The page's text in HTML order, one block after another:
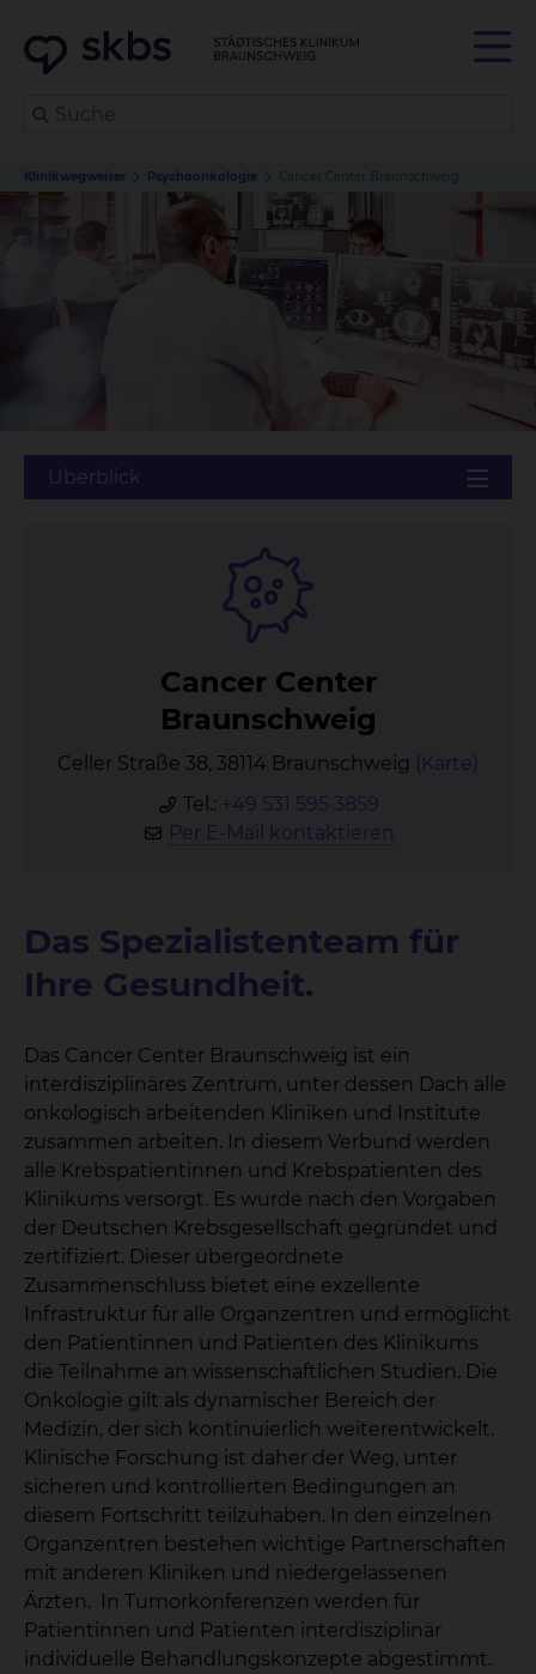
Klinikwegweiser Psychoonkologie Cancer Center Braunschweig
Can­cer Cen­ter
Braun­schweig
Celler Straße 38, 38114 Braunschweig (Karte)
Tel.: +49 531 595 3859
Per E-Mail kontaktieren
Das Spezialistenteam für
Ihre Gesundheit.
Das Cancer Center Braunschweig ist ein
interdisziplinäres Zentrum, unter dessen Dach alle
onkologisch arbeitenden Kliniken und Institute
zusammen arbeiten. In diesem Verbund werden
alle Krebspatientinnen und Krebspatienten des
Klinikums versorgt. Es wurde nach den Vorgaben
der Deutschen Krebsgesellschaft gegründet und
zertifiziert. Dieser übergeordnete
Zusammenschluss bietet eine exzellente
Infrastruktur für alle Organzentren und ermöglicht
den Patientinnen und Patienten des Klinikums
die Teilnahme an wissenschaftlichen Studien. Die
Onkologie gilt als dynamischer Bereich der
Medizin, der sich kontinuierlich weiterentwickelt.
Klinische Forschung ist daher der Weg, unter
sicheren und kontrollierten Bedingungen an
diesem Fortschritt teilzuhaben. In den einzelnen
Organzentren bestehen wichtige Partnerschaften
mit anderen Kliniken und niedergelassenen
Ärzten. In Tumorkonferenzen werden für
Patientinnen und Patienten interdisziplinär
individuelle Behandlungskonzepte abgestimmt.